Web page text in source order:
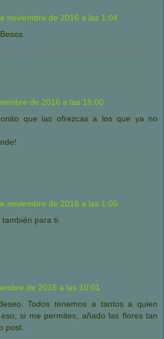
noviembre de 2016 a las 1:04
de 2016 a las 18:00
que las ofrezcas a los que ya no
noviembre de 2016 a las 1:05
para ti.
de 2016 a las 10:01
Todos tenemos a tantos a quien
si me permites, añado las flores tan
post.